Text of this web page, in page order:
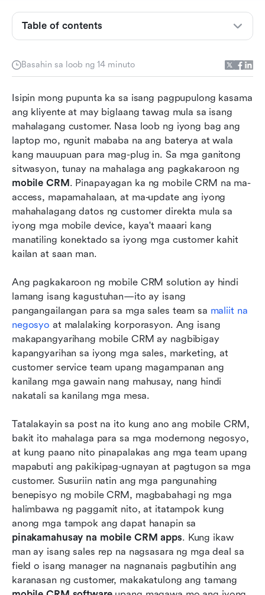
Basahin sa loob ng 14 minuto
Isipin mong pupunta ka sa isang pagpupulong kasama
ang kliyente at may biglaang tawag mula sa isang
mahalagang customer. Nasa loob ng iyong bag ang
laptop mo, ngunit mababa na ang baterya at wala
kang mauupuan para mag-plug in. Sa mga ganitong
mobile CRM. Pinapayagan ka ng mobile CRM na ma-
access, mapamahalaan, at ma-update ang iyong
mahahalagang datos ng customer direkta mula sa
iyong mga mobile device, kaya't maaari kang
manatiling konektado sa iyong mga customer kahit
kailan at saan man.
Ang pagkakaroon ng mobile CRM solution ay hindi
lamang isang kagustuhan—ito ay isang
pangangailangan para sa mga sales team sa maliit na
negosyo at malalaking korporasyon. Ang isang
makapangyarihang mobile CRM ay nagbibigay
kapangyarihan sa iyong mga sales, marketing, at
customer service team upang magampanan ang
kanilang mga gawain nang mahusay, nang hindi
nakatali sa kanilang mga mesa.
Tatalakayin sa post na ito kung ano ang mobile CRM,
bakit ito mahalaga para sa mga modernong negosyo,
at kung paano nito pinapalakas ang mga team upang
mapabuti ang pakikipag-ugnayan at pagtugon sa mga
customer. Susuriin natin ang mga pangunahing
benepisyo ng mobile CRM, magbabahagi ng mga
halimbawa ng paggamit nito, at itatampok kung
pinakamahusay na mobile CRM apps. Kung ikaw
man ay isang sales rep na nagsasara ng mga deal sa
field o isang manager na nagnanais pagbutihin ang
Table of contents
Ano ang mobile CRM?
Mga dapat hanapin sa isang de-kalidad na
mobile CRM
Simulan ang paggamit ng isang
makapangyarihang mobile CRM nang libre
Huling mga saloobin tungkol sa mobile CRM
Mga Madalas Itanong
May kaugnayang pagbasa